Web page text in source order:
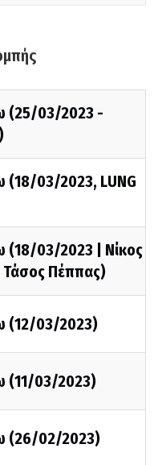
(25/03/2023 -
(18/03/2023, LUNG
(18/03/2023 | Νίκος
Πέππας)
(12/03/2023)
(11/03/2023)
(26/02/2023)